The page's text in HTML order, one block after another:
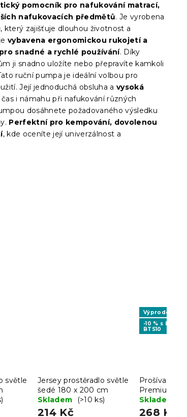
pomocník pro nafukování matrací,
nafukovacích předmětů. Je vyrobena
který zajišťuje dlouhou životnost a
vybavena ergonomickou rukojetí a
snadné a rychlé používání. Díky
ji snadno uložíte nebo přepravíte kamkoli
ruční pumpa je ideální volbou pro
Její jednoduchá obsluha avysoká
i námahu při nafukování různých
dosáhnete požadovaného výsledku
Perfektní pro kempování, dovolenou
, kde oceníte její univerzálnost a
světle
Jersey prostěradlo světle
šedé 180 x 200 cm
Skladem
(>10 ks)
214 Kč
Výprodej
-10 % s
BTS10
Prošívaný
Premium
Skladem
268 Kč